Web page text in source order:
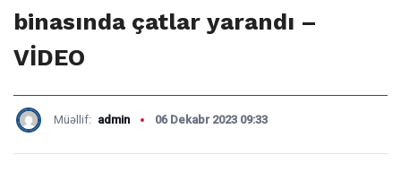
binasında çatlar yarandı –
VİDEO
Müəllif: admin 06 Dekabr 2023 09:33